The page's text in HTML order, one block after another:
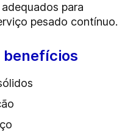
para
pesado contínuo.